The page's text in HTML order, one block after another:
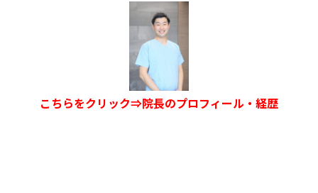
こちらをクリック⇒院長のプロフィール・経歴